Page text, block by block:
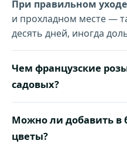
При правильном
и прохладном месте —
десять дней, иногда
Чем французские
садовых?
Можно ли добавить в
цветы?